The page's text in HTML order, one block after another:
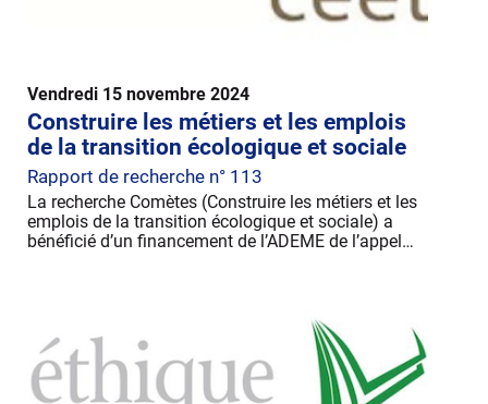
Vendredi 15 novembre 2024
Construire les métiers et les emplois
de la transition écologique et sociale
Rapport de recherche n° 113
La recherche Comètes (Construire les métiers et les
emplois de la transition écologique et sociale) a
bénéficié d’un financement de l’ADEME de l’appel…